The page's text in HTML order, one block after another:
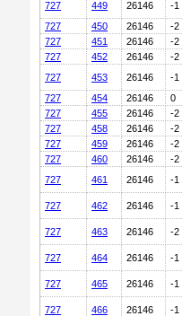
727 449 26146
-1
727
450 26146
-2
727
451 26146
-2
727
452 26146
-2
727
453 26146
-1
727
454 26146
0
727
455 26146
-2
727
458 26146
-2
727
459 26146
-2
727
460 26146
-2
727
461 26146 -1
727 462 26146 -1
727 463 26146 -2
727 464 26146 -1
727 465 26146 -1
727 466 26146 -1